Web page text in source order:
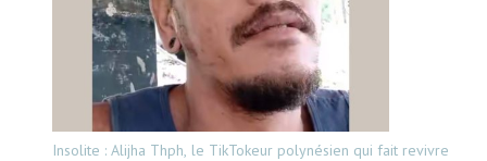
Insolite : Alijha Thph, le TikTokeur polynésien qui fait revivre